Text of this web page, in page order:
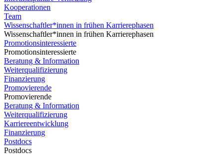
Kooperationen
Team
Wissenschaftler*innen in frühen Karrierephasen
Wissenschaftler*innen in frühen Karrierephasen
Promotionsinteressierte
Promotionsinteressierte
Beratung & Information
Weiterqualifizierung
Finanzierung
Promovierende
Promovierende
Beratung & Information
Weiterqualifizierung
Karriereentwicklung
Finanzierung
Postdocs
Postdocs